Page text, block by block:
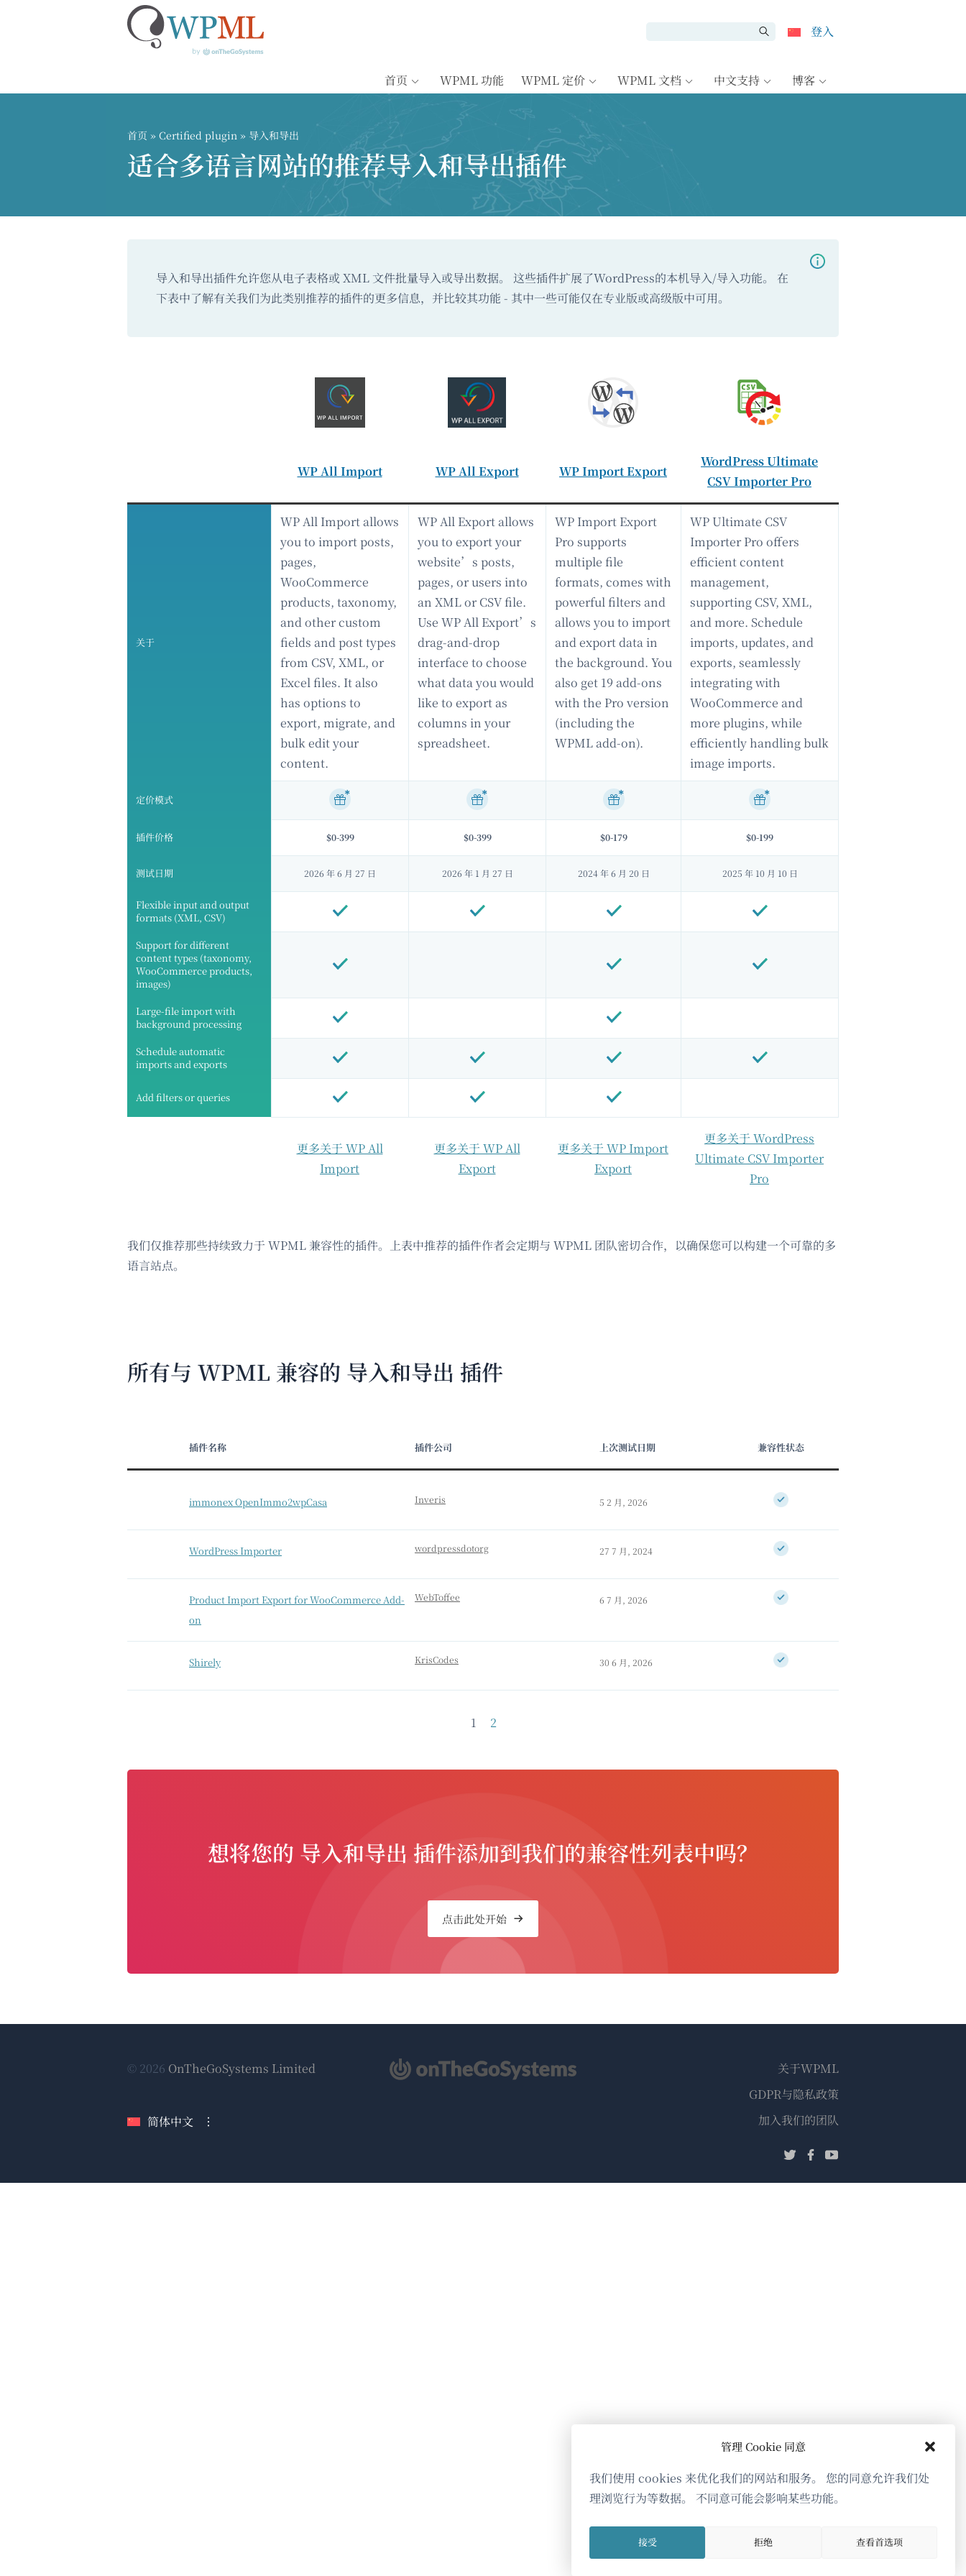
管理 Cookie 同意
我们使用 cookies 来优化我们的网站和服务。 您的同意允许我们处
理浏览行为等数据。 不同意可能会影响某些功能。
接受 拒绝 查看首选项
登入
首页 WPML 功能 WPML 定价 WPML 文档 中文支持 博客
首页 » Certified plugin » 导入和导出
适合多语言网站的推荐导入和导出插件
导入和导出插件允许您从电子表格或 XML 文件批量导入或导出数据。 这些插件扩展了WordPress的本机导入/导入功能。 在
下表中了解有关我们为此类别推荐的插件的更多信息，并比较其功能 - 其中一些可能仅在专业版或高级版中可用。
WP All Import WP All Export WP Import Export
WordPress Ultimate
CSV Importer Pro
关于
WP All Import allows
you to import posts,
pages,
WooCommerce
products, taxonomy,
and other custom
fields and post types
from CSV, XML, or
Excel files. It also
has options to
export, migrate, and
bulk edit your
content.
WP All Export allows
you to export your
website’s posts,
pages, or users into
an XML or CSV file.
Use WP All Export’s
drag-and-drop
interface to choose
what data you would
like to export as
columns in your
spreadsheet.
WP Import Export
Pro supports
multiple file
formats, comes with
powerful filters and
allows you to import
and export data in
the background. You
also get 19 add-ons
with the Pro version
(including the
WPML add-on).
WP Ultimate CSV
Importer Pro offers
efficient content
management,
supporting CSV, XML,
and more. Schedule
imports, updates, and
exports, seamlessly
integrating with
WooCommerce and
more plugins, while
efficiently handling bulk
image imports.
定价模式
插件价格 $0-399 $0-399 $0-179 $0-199
测试日期 2026 年 6 月 27 日 2026 年 1 月 27 日 2024 年 6 月 20 日 2025 年 10 月 10 日
Flexible input and output
formats (XML, CSV)
Support for different
content types (taxonomy,
WooCommerce products,
images)
Large-file import with
background processing
Schedule automatic
imports and exports
Add filters or queries
更多关于 WP All
Import
更多关于 WP All
Export
更多关于 WP Import
Export
更多关于 WordPress
Ultimate CSV Importer
Pro
我们仅推荐那些持续致力于 WPML 兼容性的插件。上表中推荐的插件作者会定期与 WPML 团队密切合作，以确保您可以构建一个可靠的多
语言站点。
所有与 WPML 兼容的 导入和导出 插件
插件名称 插件公司 上次测试日期 兼容性状态
immonex OpenImmo2wpCasa Inveris 5 2 月, 2026
WordPress Importer wordpressdotorg 27 7 月, 2024
Product Import Export for WooCommerce Add-
on
WebToffee 6 7 月, 2026
Shirely KrisCodes 30 6 月, 2026
1 2
想将您的 导入和导出 插件添加到我们的兼容性列表中吗？
点击此处开始
© 2026 OnTheGoSystems Limited
开）
简体中文
关于WPML
GDPR与隐私政策
加入我们的团队
口
（在
（在（在